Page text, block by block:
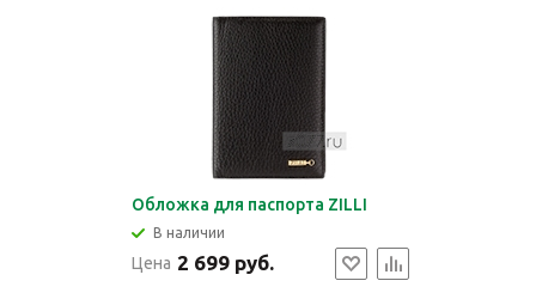
Обложка для паспорта ZILLI
В наличии
Цена 2 699 руб.